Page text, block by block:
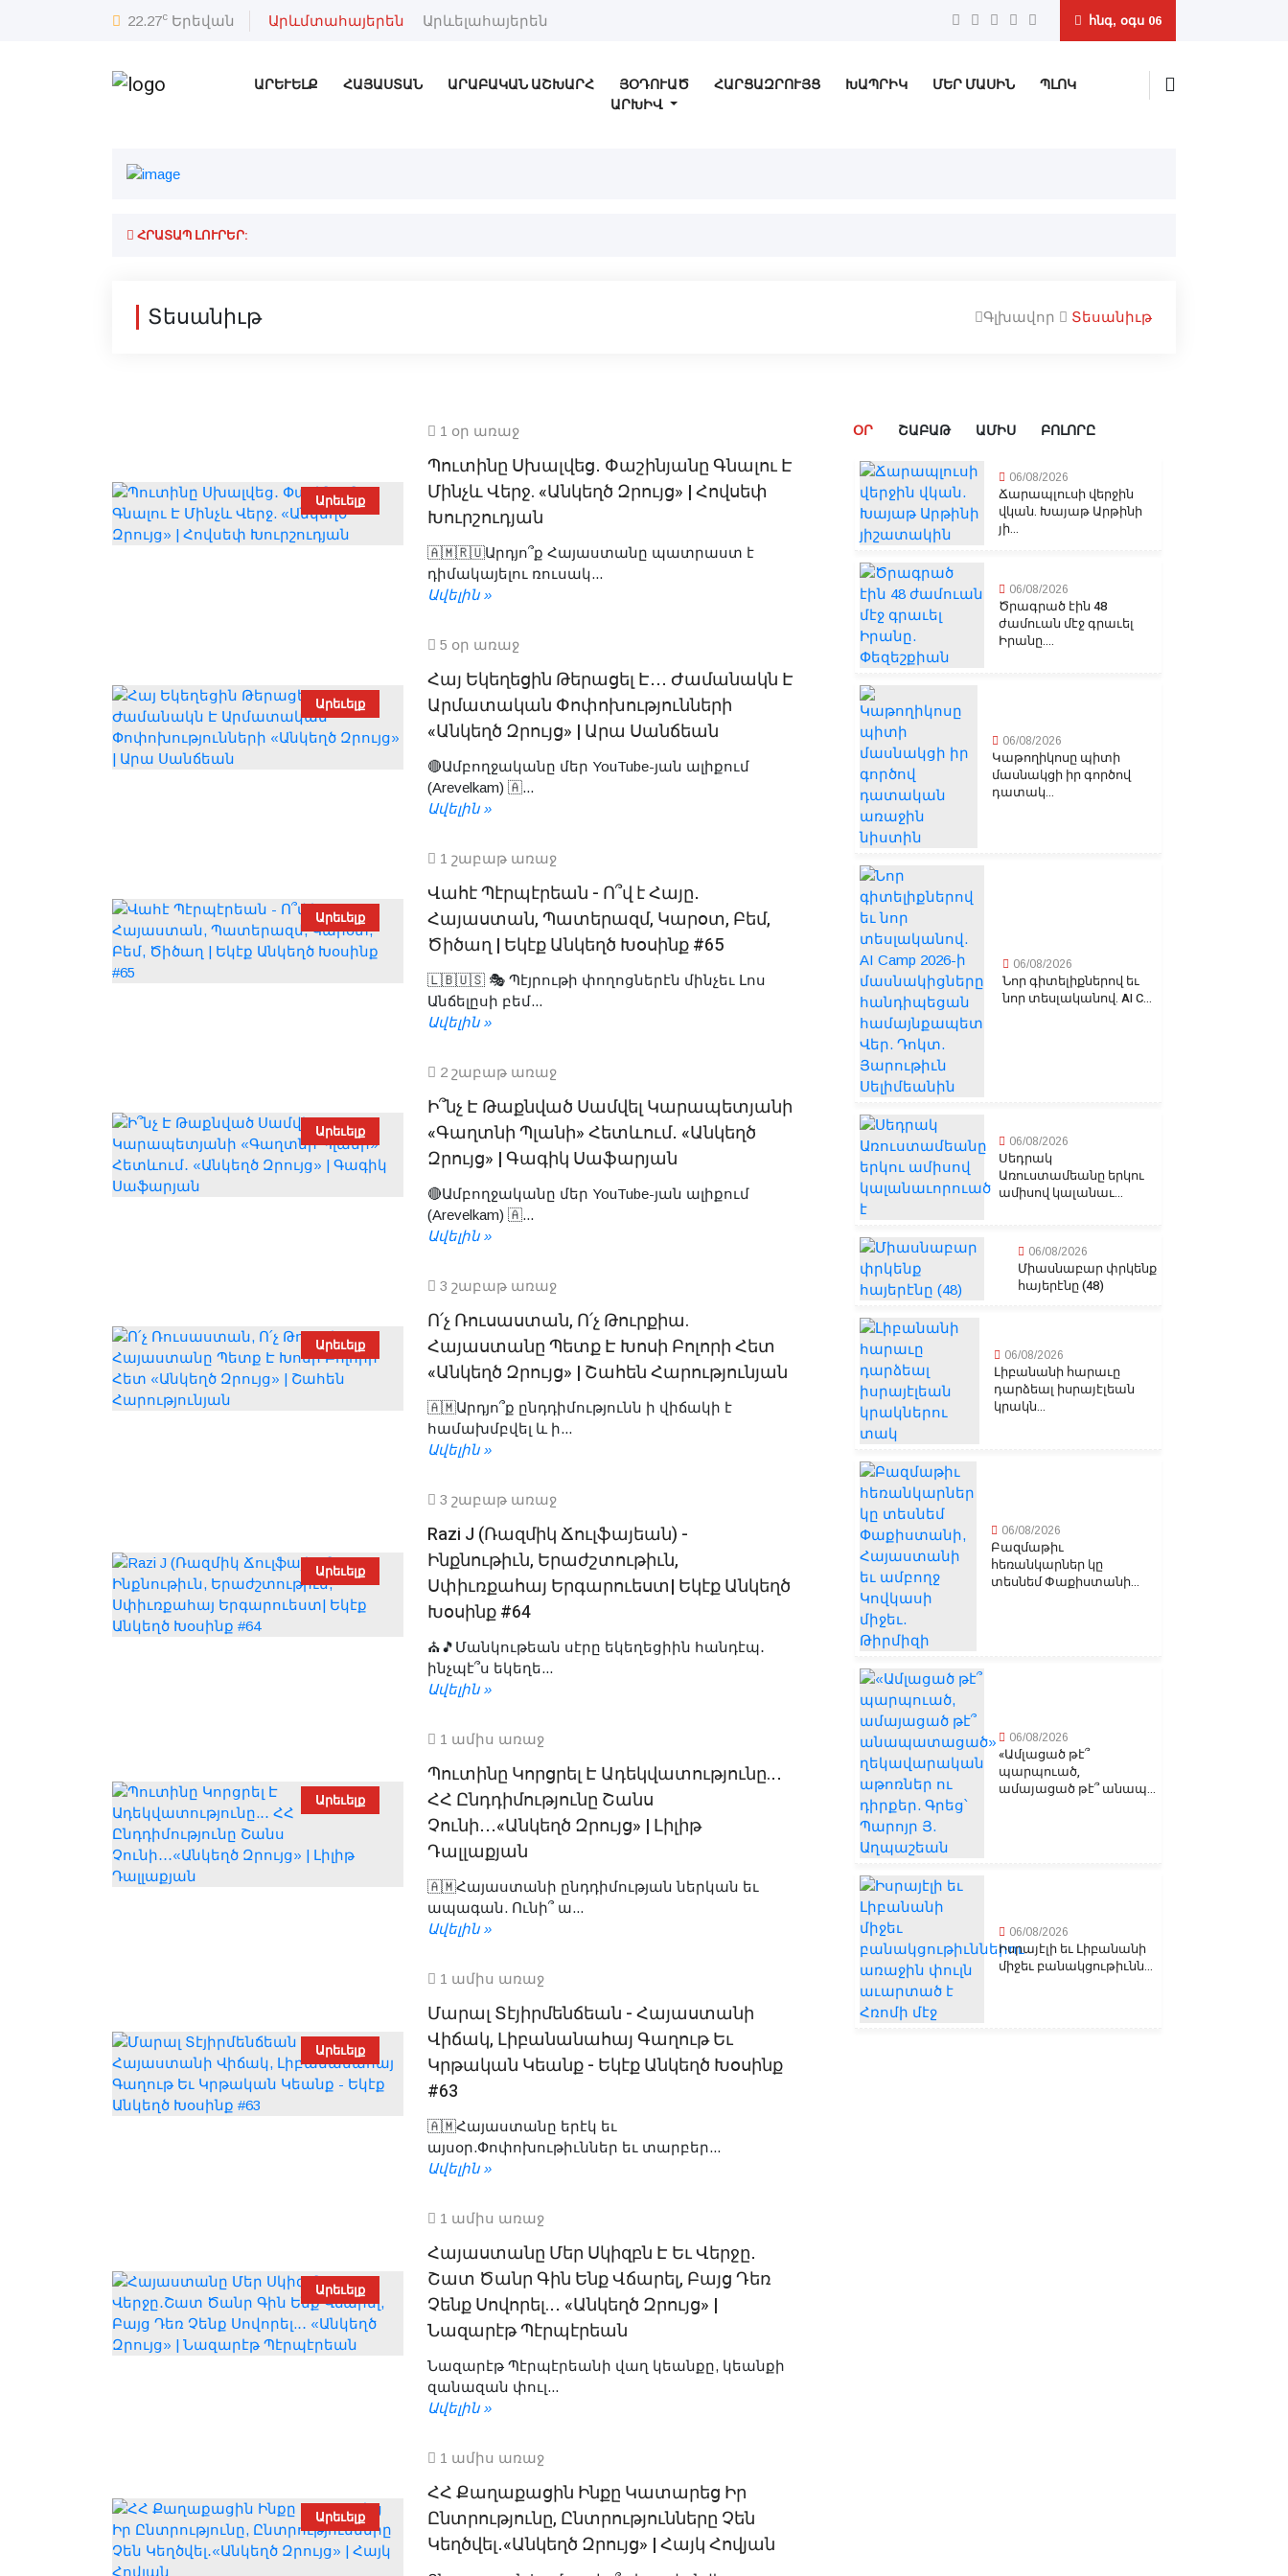
22.27c Երեվան Արևմտահայերեն Արևելահայերեն հնգ, օգս 06
ԱՐԵՒԵԼՔ ՀԱՅԱՍՏԱՆ ԱՐԱԲԱԿԱՆ ԱՇԽԱՐՀ ՅՕԴՈՒԱԾ ՀԱՐՑԱԶՐՈՒՅՑ ԽԱՊՐԻԿ ՄԵՐ ՄԱՍԻՆ
ՊԼՈԿ
ԱՐԽԻՎ
ՀՐԱՏԱՊ ԼՈՒՐԵՐ:
Տեսանիւթ Գլխավոր Տեսանիւթ
Արեւելք
1 օր առաջ
Պուտինը Սխալվեց․ Փաշինյանը Գնալու Է
Մինչև Վերջ. «Անկեղծ Զրույց» | Հովսեփ
Խուրշուդյան
🇦🇲🇷🇺Արդյո՞ք Հայաստանը պատրաստ է
դիմակայելու ռուսակ...
Ավելին »
Արեւելք
5 օր առաջ
Հայ Եկեղեցին Թերացել Է․․․ Ժամանակն Է
Արմատական Փոփոխությունների
«Անկեղծ Զրույց» | Արա Սանճեան
🔴Ամբողջականը մեր YouTube-յան ալիքում
(Arevelkam) 🇦...
Ավելին »
Արեւելք
1 շաբաթ առաջ
Վահէ Պէրպէրեան - Ո՞վ է Հայը․
Հայաստան, Պատերազմ, Կարօտ, Բեմ,
Ծիծաղ | Եկէք Անկեղծ Խօսինք #65
🇱🇧🇺🇸 🎭 Պէյրութի փողոցներէն մինչեւ Լոս
Անճելըսի բեմ...
Ավելին »
Արեւելք
2 շաբաթ առաջ
Ի՞նչ Է Թաքնված Սամվել Կարապետյանի
«Գաղտնի Պլանի» Հետևում․ «Անկեղծ
Զրույց» | Գագիկ Սաֆարյան
🔴Ամբողջականը մեր YouTube-յան ալիքում
(Arevelkam) 🇦...
Ավելին »
Արեւելք
3 շաբաթ առաջ
Ո՛չ Ռուսաստան, Ո՛չ Թուրքիա.
Հայաստանը Պետք Է Խոսի Բոլորի Հետ
«Անկեղծ Զրույց» | Շահեն Հարությունյան
🇦🇲Արդյո՞ք ընդդիմությունն ի վիճակի է
համախմբվել և ի...
Ավելին »
Արեւելք
3 շաբաթ առաջ
Razi J (Ռազմիկ Ճուլֆայեան) -
Ինքնութիւն, Երաժշտութիւն,
Սփիւռքահայ Երգարուեստ| Եկէք Անկեղծ
Խօսինք #64
⛪️🎵Մանկութեան սէրը եկեղեցիին հանդէպ․
ինչպէ՞ս եկեղե...
Ավելին »
Արեւելք
1 ամիս առաջ
Պուտինը Կորցրել Է Ադեկվատությունը.․․
ՀՀ Ընդդիմությունը Շանս
Չունի․․․«Անկեղծ Զրույց» | Լիլիթ
Դալլաքյան
🇦🇲Հայաստանի ընդդիմության ներկան եւ
ապագան. Ունի՞ ա...
Ավելին »
Արեւելք
1 ամիս առաջ
Մարալ Տէյիրմենճեան - Հայաստանի
Վիճակ, Լիբանանահայ Գաղութ Եւ
Կրթական Կեանք - Եկէք Անկեղծ Խօսինք
#63
🇦🇲Հայաստանը երէկ եւ
այսօր.Փոփոխութիւններ եւ տարբեր...
Ավելին »
Արեւելք
1 ամիս առաջ
Հայաստանը Մեր Սկիզբն Է Եւ Վերջը․
Շատ Ծանր Գին Ենք Վճարել, Բայց Դեռ
Չենք Սովորել.․․ «Անկեղծ Զրույց» |
Նազարէթ Պէրպէրեան
Նազարէթ Պէրպէրեանի վաղ կեանքը, կեանքի
զանազան փուլ...
Ավելին »
Արեւելք
1 ամիս առաջ
ՀՀ Քաղաքացին Ինքը Կատարեց Իր
Ընտրությունը, Ընտրությունները Չեն
Կեղծվել․«Անկեղծ Զրույց» | Հայկ Հովյան
ՕՐ ՇԱԲԱԹ ԱՄԻՍ ԲՈԼՈՐԸ
06/08/2026
Ճարապլուսի վերջին
վկան. Խայաթ Արթինի
յի...
06/08/2026
Ծրագրած էին 48
ժամուան մէջ գրաւել
Իրանը....
06/08/2026
Կաթողիկոսը պիտի
մասնակցի իր գործով
դատակ...
06/08/2026
Նոր գիտելիքներով եւ
նոր տեսլականով. AI C...
06/08/2026
Սեդրակ
Առուստամեանը երկու
ամիսով կալանաւ...
06/08/2026
Միասնաբար փրկենք
հայերէնը (48)
06/08/2026
Լիբանանի հարաւը
դարձեալ իսրայէլեան
կրակն...
06/08/2026
Բազմաթիւ
հեռանկարներ կը
տեսնեմ Փաքիստանի...
06/08/2026
«Ամլացած թէ՞
պարպուած,
ամայացած թէ՞ անապ...
06/08/2026
Իսրայէլի եւ Լիբանանի
միջեւ բանակցութիւնն...